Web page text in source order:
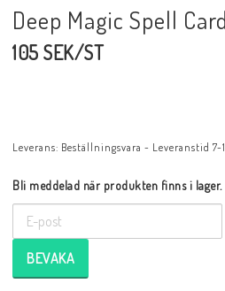
Deep Magic Spell
105 SEK/ST
Leverans: Beställningsvara - Leveranstid 7-
Bli meddelad när produkten finns i lager.
BEVAKA